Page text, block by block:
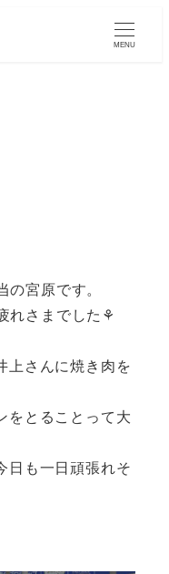
MENU
の宮原です。
れさまでした⚘
上さんに焼き肉を
をとることって大
日も一日頑張れそ